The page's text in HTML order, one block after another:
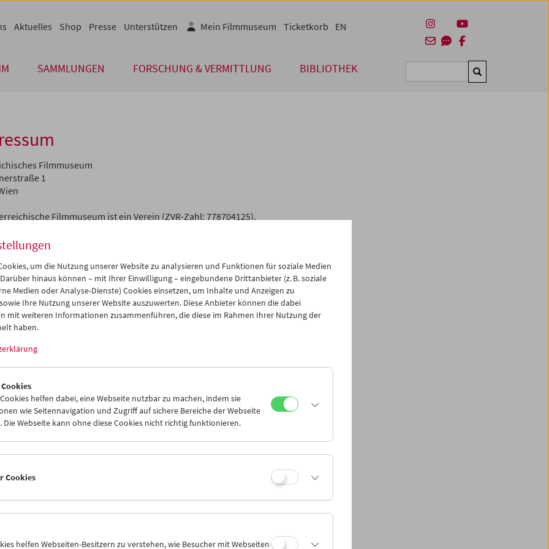
SAMMLUNGEN FORSCHUNG & VERMITTLUNG BIBLIOTHEK Suchen
Aktuelles Shop Presse Unterstützen Mein Filmmuseum Ticketkorb EN
Filmmuseum
1
Filmmuseum ist ein Verein (ZVR-Zahl: 778704125).
ATU 45719904
Filmmuseum widmet sich seit 1964 der Sammlung, Bewahrung,
und Vermittlung des Mediums Film in all seinen Aspekten. Das beinhaltet ganz
Ausstellung und Vermittlung von Film – als Kunstform, Kulturtechnik und
– in unserem Kinosaal, dem "Unsichtbaren Kino" in der Albertina.
dient der Information über die Programme, Aktivitäten und Sammlungen des
Filmmuseums.
Eszter Kondor
Gestaltung und Realisierung dieser Website:JART
Website veröffentlichten Inhalte (Texte, Bilder, Filme, Grafiken und Multimedia-
um die Nutzung unserer Website zu analysieren und Funktionen für soziale Medien
hinaus können – mit Ihrer Einwilligung – eingebundene Drittanbieter (z. B. soziale
Medien oder Analyse-Dienste) Cookies einsetzen, um Inhalte und Anzeigen zu
Ihre Nutzung unserer Website auszuwerten. Diese Anbieter können die dabei
mit weiteren Informationen zusammenführen, die diese im Rahmen Ihrer Nutzung der
haben.
helfen dabei, eine Webseite nutzbar zu machen, indem sie
wie Seitennavigation und Zugriff auf sichere Bereiche der Webseite
Die Webseite kann ohne diese Cookies nicht richtig funktionieren.
Cookies
helfen Webseiten-Besitzern zu verstehen, wie Besucher mit Webseiten